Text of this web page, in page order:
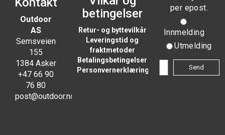
Outdoor
AS
Semsveien
155
1384 Asker
+47 66 90
76 80
post@outdoor.no
betingelser
Retur- og byttevilkår
Leveringstid og
fraktmetoder
Betalingsbetingelser
Personvernerklæring
per epost.
Innmelding
Utmelding